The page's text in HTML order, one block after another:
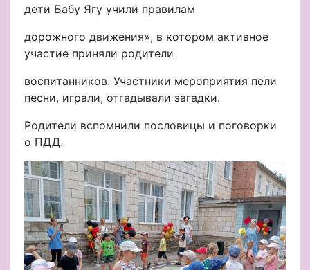
дети Бабу Ягу учили правилам
дорожного движения», в котором активное
участие приняли родители
воспитанников. Участники мероприятия пели
песни, играли, отгадывали загадки.
Родители вспомнили пословицы и поговорки
о ПДД.